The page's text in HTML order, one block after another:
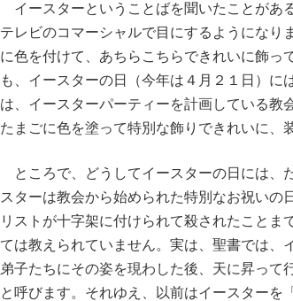
イースターということばを聞いたことがあ
テレビのコマーシャルで目にするようになり
に色を付けて、あちらこちらできれいに飾っ
も、イースターの日（今年は４月２１日）
は、イースターパーティーを計画している教
たまごに色を塗って特別な飾りできれいに、
ところで、どうしてイースターの日には、
スターは教会から始められた特別なお祝いの
リストが十字架に付けられて殺されたこと
ては教えられていません。実は、聖書では、
弟子たちにその姿を現わした後、天に昇って
と呼びます。それゆえ、以前はイースターを